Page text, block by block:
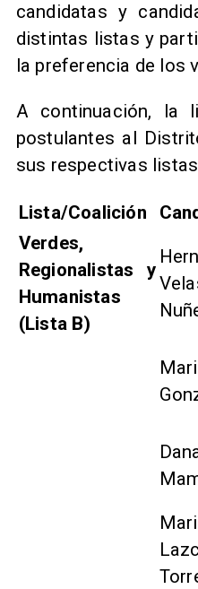
candidatas y
distintas listas y
la preferencia de los
A continuación, la
postulantes al
sus respectivas
Lista/Coalición
Verdes,
Regionalistas y
Humanistas
(Lista B)